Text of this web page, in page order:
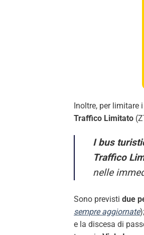
Inoltre, per
Traffico Limitato
I bus
Traffico
nelle
Sono previsti due
sempre aggiornate);
e la discesa di